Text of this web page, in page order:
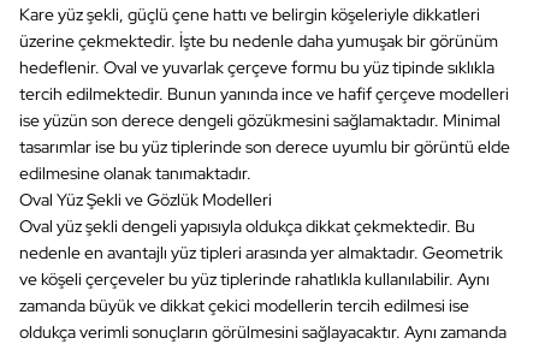
Kare yüz şekli, güçlü çene hattı ve belirgin köşeleriyle dikkatleri
üzerine çekmektedir. İşte bu nedenle daha yumuşak bir görünüm
hedeflenir. Oval ve yuvarlak çerçeve formu bu yüz tipinde sıklıkla
tercih edilmektedir. Bunun yanında ince ve hafif çerçeve modelleri
ise yüzün son derece dengeli gözükmesini sağlamaktadır. Minimal
tasarımlar ise bu yüz tiplerinde son derece uyumlu bir görüntü elde
edilmesine olanak tanımaktadır.
Oval Yüz Şekli ve Gözlük Modelleri
Oval yüz şekli dengeli yapısıyla oldukça dikkat çekmektedir. Bu
nedenle en avantajlı yüz tipleri arasında yer almaktadır. Geometrik
ve köşeli çerçeveler bu yüz tiplerinde rahatlıkla kullanılabilir. Aynı
zamanda büyük ve dikkat çekici modellerin tercih edilmesi ise
oldukça verimli sonuçların görülmesini sağlayacaktır. Aynı zamanda